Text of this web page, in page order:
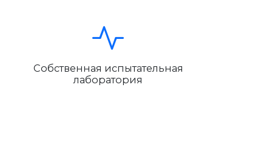
Собственная испытательная
лаборатория